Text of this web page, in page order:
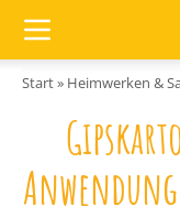
Start» Heimwerken &